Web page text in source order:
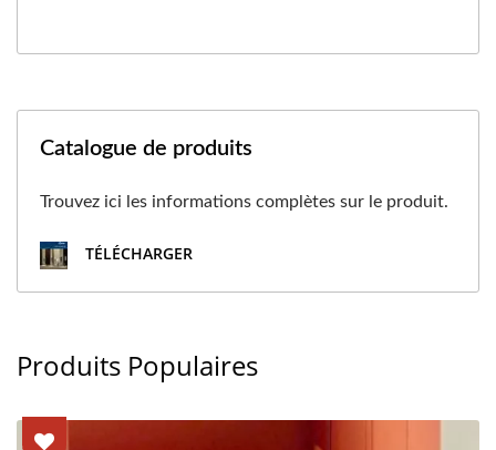
Catalogue de produits
Trouvez ici les informations complètes sur le produit.
TÉLÉCHARGER
Produits Populaires